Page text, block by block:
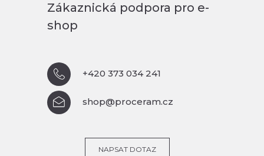
Zákaznická podpora pro e-
shop
+420 373 034 241
shop@proceram.cz
NAPSAT DOTAZ